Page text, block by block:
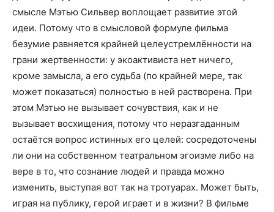
смысле Мэтью Сильвер воплощает развитие этой
идеи. Потому что в смысловой формуле фильма
безумие равняется крайней целеустремлённости на
грани жертвенности: у экоактивиста нет ничего,
кроме замысла, а его судьба (по крайней мере, так
может показаться) полностью в ней растворена. При
этом Мэтью не вызывает сочувствия, как и не
вызывает восхищения, потому что неразгаданным
остаётся вопрос истинных его целей: сосредоточены
ли они на собственном театральном эгоизме либо на
вере в то, что сознание людей и правда можно
изменить, выступая вот так на тротуарах. Может быть,
играя на публику, герой играет и в жизни? В фильме